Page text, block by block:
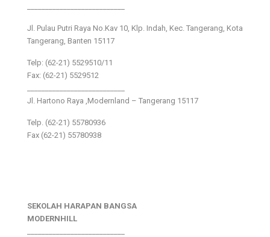
Jl. Pulau Putri Raya No.Kav 10, Klp. Indah, Kec. Tangerang, Kota
Tangerang, Banten 15117
Telp: (62-21) 5529510/11
Fax: (62-21) 5529512
Jl. Hartono Raya ,Modernland – Tangerang 15117
Telp. (62-21) 55780936
Fax (62-21) 55780938
SEKOLAH HARAPAN BANGSA
MODERNHILL